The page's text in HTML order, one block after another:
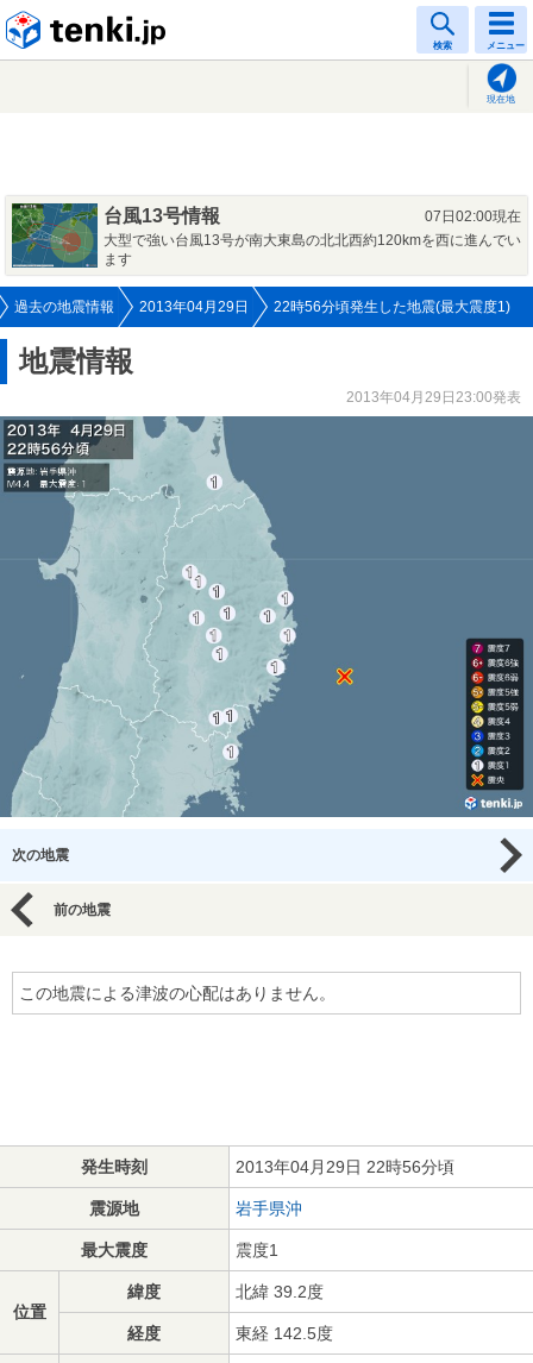
検索 メニュー
現在地
台風13号情報
07日02:00現在
大型で強い台風13号が南大東島の北北西約120kmを西に進んでい
ます
過去の地震情報 2013年04月29日 22時56分頃発生した地震(最大震度1)
地震情報
2013年04月29日23:00発表
次の地震
前の地震
この地震による津波の心配はありません。
発生時刻 2013年04月29日 22時56分頃
震源地 岩手県沖
最大震度 震度1
位置
緯度 北緯 39.2度
経度 東経 142.5度